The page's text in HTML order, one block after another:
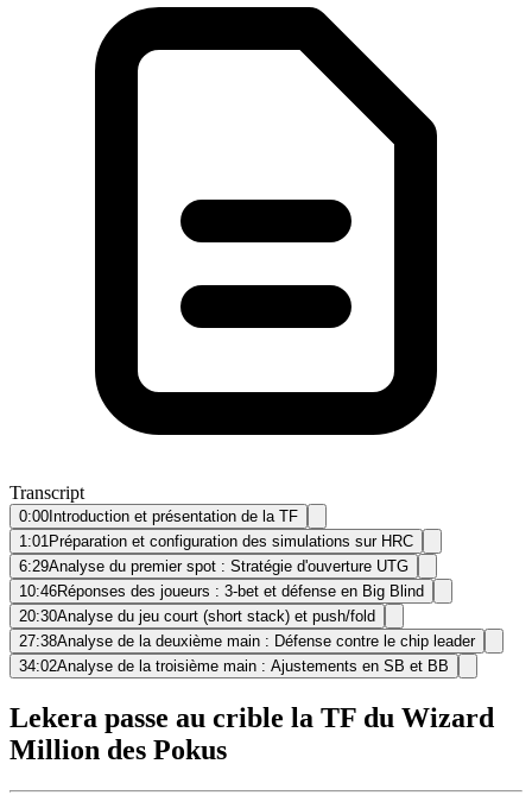
Transcript
0:00 Introduction et présentation de la TF
1:01 Préparation et configuration des simulations sur HRC
6:29Analyse du premier spot : Stratégie d'ouverture UTG
10:46Réponses des joueurs : 3-bet et défense en Big Blind
20:30Analyse du jeu court (short stack) et push/fold
27:38Analyse de la deuxième main : Défense contre le chip leader
34:02Analyse de la troisième main : Ajustements en SB et BB
Lekera passe au crible la TF du Wizard
Million des Pokus